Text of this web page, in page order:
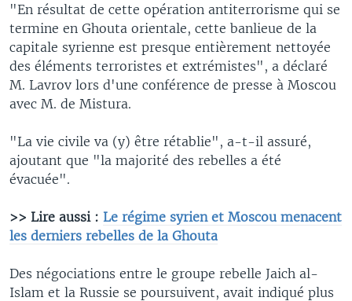
"En résultat de cette opération antiterrorisme qui se
termine en Ghouta orientale, cette banlieue de la
capitale syrienne est presque entièrement nettoyée
des éléments terroristes et extrémistes", a déclaré
M. Lavrov lors d'une conférence de presse à Moscou
avec M. de Mistura.
"La vie civile va (y) être rétablie", a-t-il assuré,
ajoutant que "la majorité des rebelles a été
évacuée".
>> Lire aussi : Le régime syrien et Moscou menacent
les derniers rebelles de la Ghouta
Des négociations entre le groupe rebelle Jaich al-
Islam et la Russie se poursuivent, avait indiqué plus